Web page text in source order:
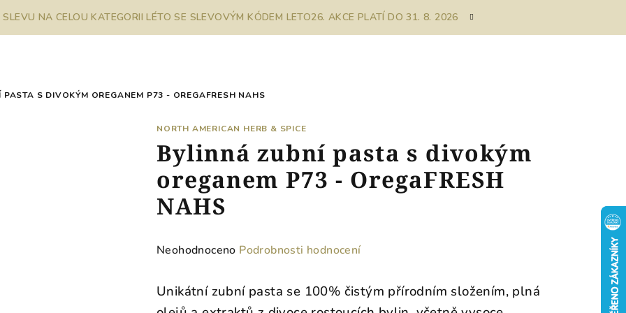
NA CELOU KATEGORII LÉTO SE SLEVOVÝM KÓDEM LETO26. AKCE PLATÍ DO 31. 8. 2026
PASTA S DIVOKÝM OREGANEM P73 - OREGAFRESH NAHS
NORTH AMERICAN HERB & SPICE
Bylinná zubní pasta s divokým
oreganem P73 - OregaFRESH
NAHS
Průměrné
produktu
je
Neohodnoceno Podrobnosti hodnocení
Unikátní zubní pasta se 100% čistým přírodním složením, plná